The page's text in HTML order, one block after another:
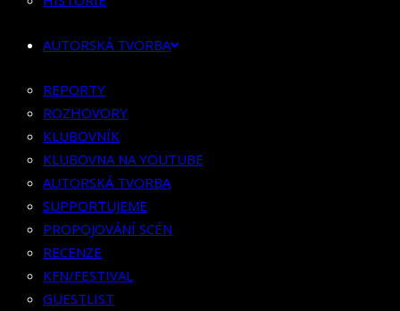
KLUBOVNA NA YOUTUBE
SUPPORTUJEME
PROPOJOVÁNÍ SCÉN
RECENZE
KFN/FESTIVAL
GUESTLIST
SPOLUPRÁCE
BOOKING
PR SPOLUPRÁCE
AUTORSKÁ TVORBA
REPORTY
ROZHOVORY
KLUBOVNÍK
KLUBOVNA NA YOUTUBE
AUTORSKÁ TVORBA
SUPPORTUJEME
PROPOJOVÁNÍ SCÉN
RECENZE
KFN/FESTIVAL
GUESTLIST